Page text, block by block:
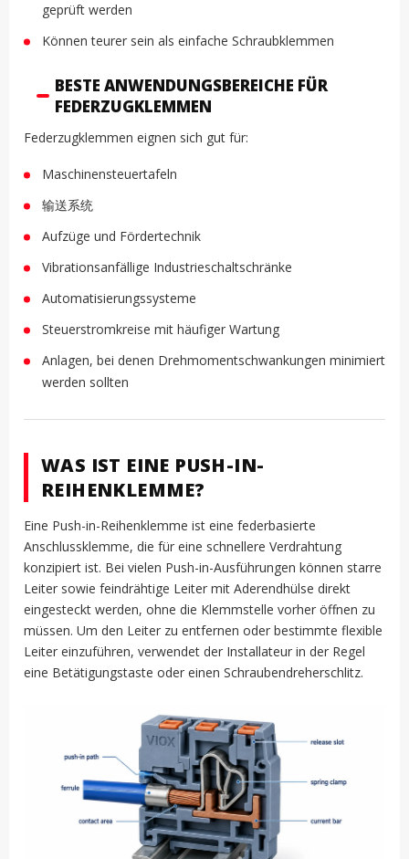
geprüft werden
Können teurer sein als einfache Schraubklemmen
BESTE ANWENDUNGSBEREICHE FÜR
FEDERZUGKLEMMEN
Federzugklemmen eignen sich gut für:
Maschinensteuertafeln
输送系统
Aufzüge und Fördertechnik
Vibrationsanfällige Industrieschaltschränke
Automatisierungssysteme
Steuerstromkreise mit häufiger Wartung
Anlagen, bei denen Drehmomentschwankungen minimiert
werden sollten
WAS IST EINE PUSH-IN-
REIHENKLEMME?
Eine Push-in-Reihenklemme ist eine federbasierte
Anschlussklemme, die für eine schnellere Verdrahtung
konzipiert ist. Bei vielen Push-in-Ausführungen können starre
Leiter sowie feindrähtige Leiter mit Aderendhülse direkt
eingesteckt werden, ohne die Klemmstelle vorher öffnen zu
müssen. Um den Leiter zu entfernen oder bestimmte flexible
Leiter einzuführen, verwendet der Installateur in der Regel
eine Betätigungstaste oder einen Schraubendreherschlitz.